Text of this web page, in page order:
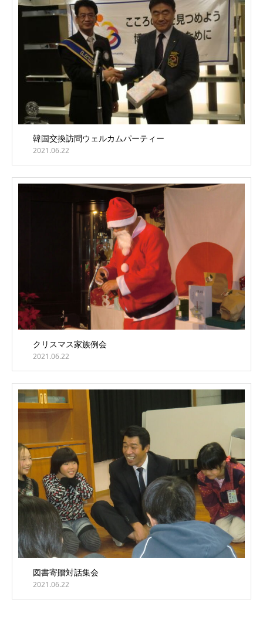
韓国交換訪問ウェルカムパーティー
2021.06.22
クリスマス家族例会
2021.06.22
図書寄贈対話集会
2021.06.22